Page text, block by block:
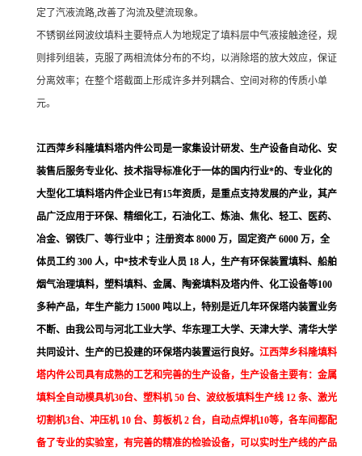
定了汽液流路,改善了沟流及壁流现象。
不锈钢丝网波纹填料主要特点人为地规定了填料层中气液接触途径，规
则排列组装，克服了两相流体分布的不均，以消除塔的放大效应，保证
分离效率；在整个塔截面上形成许多并列耦合、空间对称的传质小单
元。
江西萍乡科隆填料塔内件公司是一家集设计研发、生产设备自动化、安
装售后服务专业化、技术指导标准化于一体的国内行业*的、专业化的
大型化工填料塔内件企业已有15年资质，是重点支持发展的产业，其产
品广泛应用于环保、精细化工，石油化工、炼油、焦化、轻工、医药、
冶金、钢铁厂、等行业中 ；注册资本 8000 万，固定资产 6000 万，全
体员工约 300 人，中*技术专业人员 18 人，生产有环保装置填料、船舶
烟气治理填料，塑料填料、金属、陶瓷填料及塔内件、化工设备等100
多种产品，年生产能力 15000 吨以上，特别是近几年环保塔内装置业务
不断、由我公司与河北工业大学、华东理工大学、天津大学、清华大学
共同设计、生产的已投建的环保塔内装置运行良好。 江西萍乡科隆填料
塔内件公司具有成熟的工艺和完善的生产设备，生产设备主要有：金属
填料全自动模具机30台、塑料机 50 台、波纹板填料生产线 12 条、激光
切割机3台、冲压机 10 台、剪板机 2 台，自动点焊机10等，各车间都配
备了专业的实验室，有完善的精准的检验设备，可以实时生产线的产品